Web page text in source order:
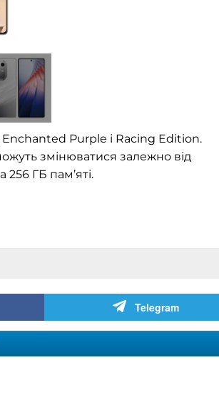
Purple і Racing Edition.
змінюватися залежно від
256 ГБ пам’яті.
Telegram